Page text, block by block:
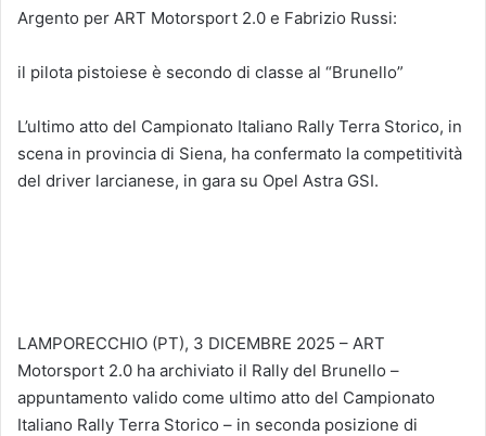
Argento per ART Motorsport 2.0 e Fabrizio Russi:
il pilota pistoiese è secondo di classe al “Brunello”
L’ultimo atto del Campionato Italiano Rally Terra Storico, in
scena in provincia di Siena, ha confermato la competitività
del driver larcianese, in gara su Opel Astra GSI.
LAMPORECCHIO (PT), 3 DICEMBRE 2025 – ART
Motorsport 2.0 ha archiviato il Rally del Brunello –
appuntamento valido come ultimo atto del Campionato
Italiano Rally Terra Storico – in seconda posizione di